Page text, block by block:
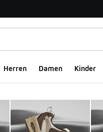
Herren Damen Kinder